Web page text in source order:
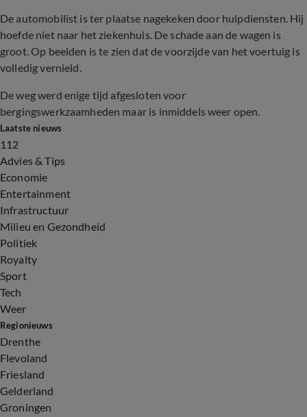
De automobilist is ter plaatse nagekeken door hulpdiensten. Hij
hoefde niet naar het ziekenhuis. De schade aan de wagen is
groot. Op beelden is te zien dat de voorzijde van het voertuig is
volledig vernield.
De weg werd enige tijd afgesloten voor
bergingswerkzaamheden maar is inmiddels weer open.
Laatste nieuws
112
Advies & Tips
Economie
Entertainment
Infrastructuur
Milieu en Gezondheid
Politiek
Royalty
Sport
Tech
Weer
Regionieuws
Drenthe
Flevoland
Friesland
Gelderland
Groningen